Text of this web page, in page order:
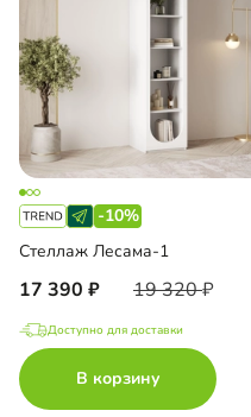
-10%
Стеллаж Лесама-1
17 390 19 320
Доступно для доставки
В корзину